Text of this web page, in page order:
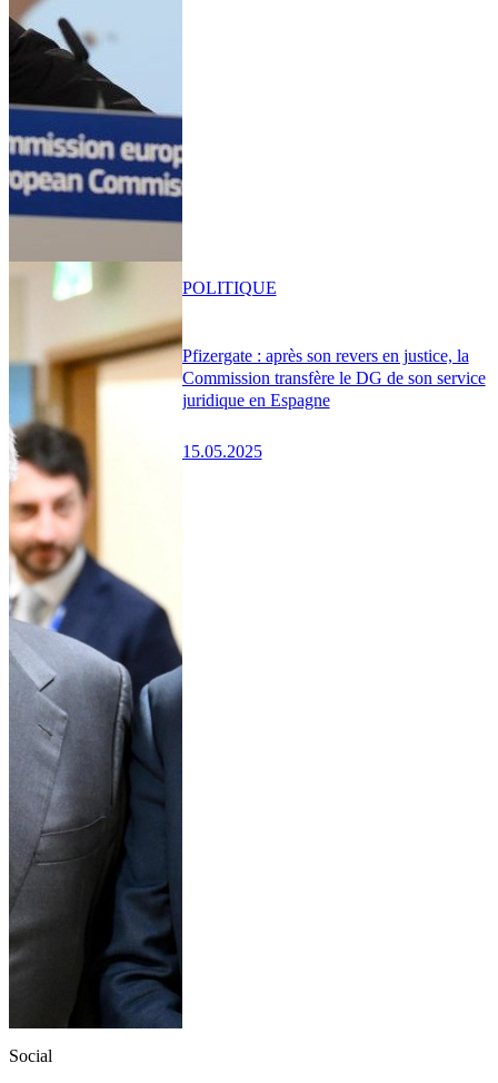
Pfizergate : après son revers en justice, la
Commission transfère le DG de son service
juridique en Espagne
15.05.2025
POLITIQUE
Social